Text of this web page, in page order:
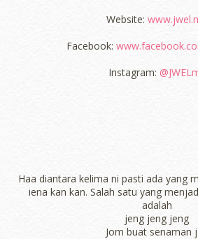
Website:
Facebook:
Instagram:
Haa diantara kelima ni pasti ada yang
iena kan kan. Salah satu yang
adalah
jeng jeng jeng
Jom buat senaman